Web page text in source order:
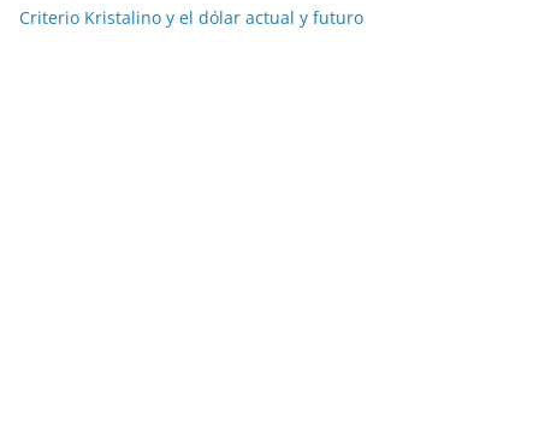
Criterio Kristalino y el dólar actual y futuro